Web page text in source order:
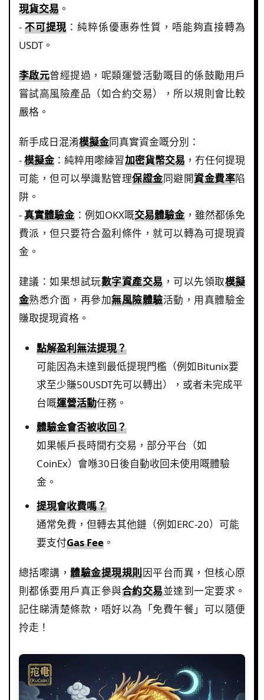
現貨交易 。
- 不可提現 ：純粹係優惠券性質，唔能夠直接轉為
USDT。
李啟元曾經提過，呢類運營活動嘅目的係鼓勵用戶
嘗試高風險產品（如合約交易），所以規則會比較
嚴格。
新手成日混淆模擬金同真實資金嘅分別：
-模擬金 ：純粹用嚟練習加密貨幣交易，冇任何提現
可能，但可以學識點管理保證金同避開資金費率陷
阱。
-真實體驗金：例如OKX嘅交易體驗金，雖然都係免
費派，但只要符合盈利條件，就可以轉為可提現資
金。
建議：如果想試玩數字資產交易，可以先領取模擬
金熟悉介面，再參加無風險體驗活動，用真體驗金
賺取提現資格。
點解盈利無法提現？
可能因為未達到最低提現門檻（例如Bitunix要
求至少賺50USDT先可以轉出），或者未完成平
台嘅運營活動任務。
體驗金會否被收回？
如果帳戶長時間冇交易，部分平台（如
CoinEx）會喺30日後自動收回未使用嘅體驗
金。
提現會收費嗎？
通常免費，但轉去其他鏈（例如ERC-20）可能
要支付Gas Fee 。
總括嚟講，體驗金提現規則因平台而異，但核心原
則都係要用戶真正參與合約交易並達到一定要求。
記住睇清楚條款，唔好以為「免費午餐」可以隨便
拎走！